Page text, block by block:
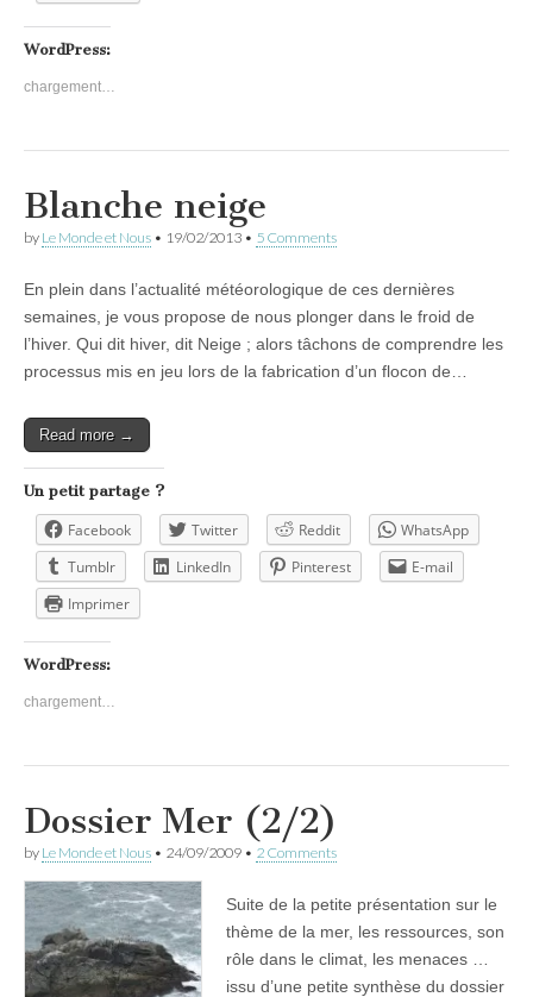
WordPress:
chargement…
Blanche neige
by Le Monde et Nous • 19/02/2013 • 5 Comments
En plein dans l’actualité météorologique de ces dernières
semaines, je vous propose de nous plonger dans le froid de
l’hiver. Qui dit hiver, dit Neige ; alors tâchons de comprendre les
processus mis en jeu lors de la fabrication d’un flocon de…
Read more →
Un petit partage ?
Facebook Twitter Reddit
WhatsApp
Tumblr
LinkedIn Pinterest
E-mail
Imprimer
WordPress:
chargement…
Dossier Mer (2/2)
by Le Monde et Nous • 24/09/2009 • 2 Comments
Suite de la petite présentation sur le
thème de la mer, les ressources, son
rôle dans le climat, les menaces …
issu d’une petite synthèse du dossier